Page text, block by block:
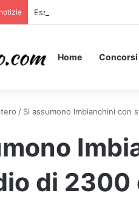
Essere Pagati per Stare a
Home
/ Si assumono Imbianchini con
di 2300